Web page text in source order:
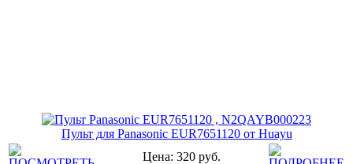
Пульт для Panasonic EUR7651120 от Huayu
Цена: 320 руб.